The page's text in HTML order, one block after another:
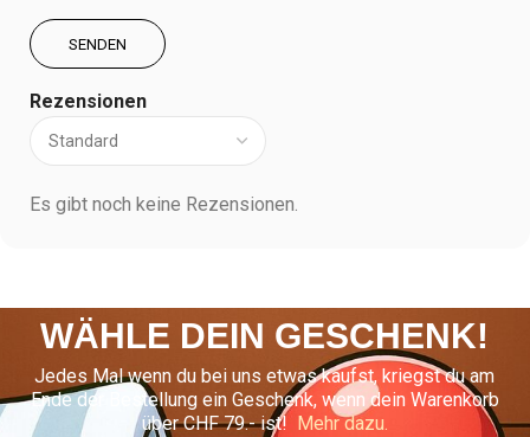
Rezensionen
Es gibt noch keine Rezensionen.
WÄHLE DEIN GESCHENK!
Jedes Mal wenn du bei uns etwas kaufst, kriegst du am
Ende der Bestellung ein Geschenk, wenn dein Warenkorb
über CHF 79.- ist! Mehr dazu.